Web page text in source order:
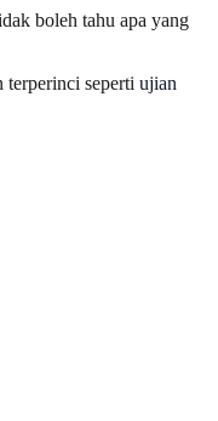
boleh tahu apa yang
terperinci seperti ujian